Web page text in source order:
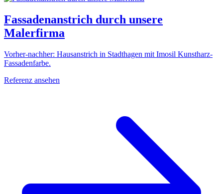
Fassadenanstrich durch unsere
Malerfirma
Vorher-nachher: Hausanstrich in Stadthagen mit Imosil Kunstharz-
Fassadenfarbe.
Referenz ansehen